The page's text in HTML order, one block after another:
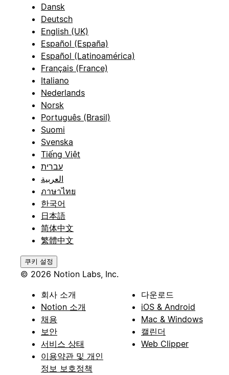
Dansk
Deutsch
English (UK)
Español (España)
Español (Latinoamérica)
Français (France)
Italiano
Nederlands
Norsk
Português (Brasil)
Suomi
Svenska
Tiếng Việt
עברית
العربية
ภาษาไทย
한국어
日本語
简体中文
繁體中文
쿠키 설정
© 2026 Notion Labs, Inc.
회사 소개
Notion 소개
채용
보안
서비스 상태
이용약관 및 개인
정보 보호정책
다운로드
iOS & Android
Mac & Windows
캘린더
Web Clipper